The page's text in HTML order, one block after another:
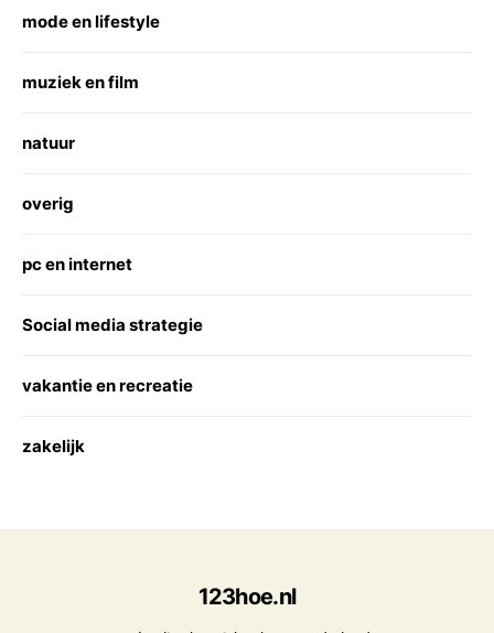
mode en lifestyle
muziek en film
natuur
overig
pc en internet
Social media strategie
vakantie en recreatie
zakelijk
123hoe.nl